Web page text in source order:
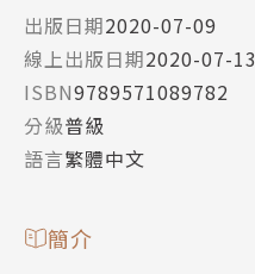
出版日期2020-07-09
線上出版日期2020-07-13
ISBN9789571089782
分級普級
語言繁體中文
簡介